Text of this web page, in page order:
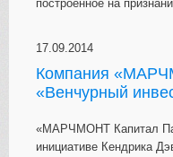
построенное на
17.09.2014
Компания
«Венчурный
«МАРЧМОНТ Капитал
инициативе Кендрика